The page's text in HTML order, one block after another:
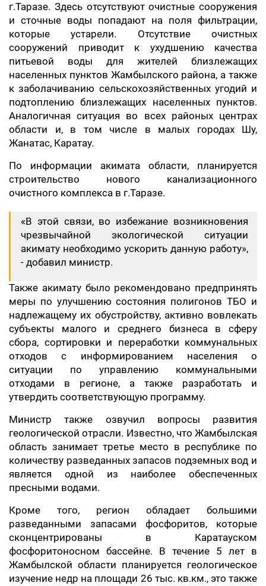
г.Таразе. Здесь отсутствуют очистные сооружения
и сточные воды попадают на поля фильтрации,
которые устарели. Отсутствие очистных
сооружений приводит к ухудшению качества
питьевой воды для жителей близлежащих
населенных пунктов Жамбылского района, а также
к заболачиванию сельскохозяйственных угодий и
подтоплению близлежащих населенных пунктов.
Аналогичная ситуация во всех районых центрах
области и, в том числе в малых городах Шу,
Жанатас, Каратау.
По информации акимата области, планируется
строительство нового канализационного
очистного комплекса в г.Таразе.
«В этой связи, во избежание возникновения
чрезвычайной экологической ситуации
акимату необходимо ускорить данную работу»,
- добавил министр.
Также акимату было рекомендовано предпринять
меры по улучшению состояния полигонов ТБО и
надлежащему их обустройству, активно вовлекать
субъекты малого и среднего бизнеса в сферу
сбора, сортировки и переработки коммунальных
отходов с информированием населения о
ситуации по управлению коммунальными
отходами в регионе, а также разработать и
утвердить соответствующую программу.
Министр также озвучил вопросы развития
геологической отрасли. Известно, что Жамбылская
область занимает третье место в республике по
количеству разведанных запасов подземных вод и
является одной из наиболее обеспеченных
пресными водами.
Кроме того, регион обладает большими
разведанными запасами фосфоритов, которые
сконцентрированы в Каратауском
фосфоритоносном бассейне. В течение 5 лет в
Жамбылской области планируется геологическое
изучение недр на площади 26 тыс. кв.км., это также